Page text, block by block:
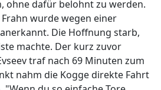
ohne dafür belohnt zu werden.
wurde wegen einer
Die Hoffnung starb,
machte. Der kurz zuvor
traf nach 69 Minuten zum
nahm die Kogge direkte Fahrt